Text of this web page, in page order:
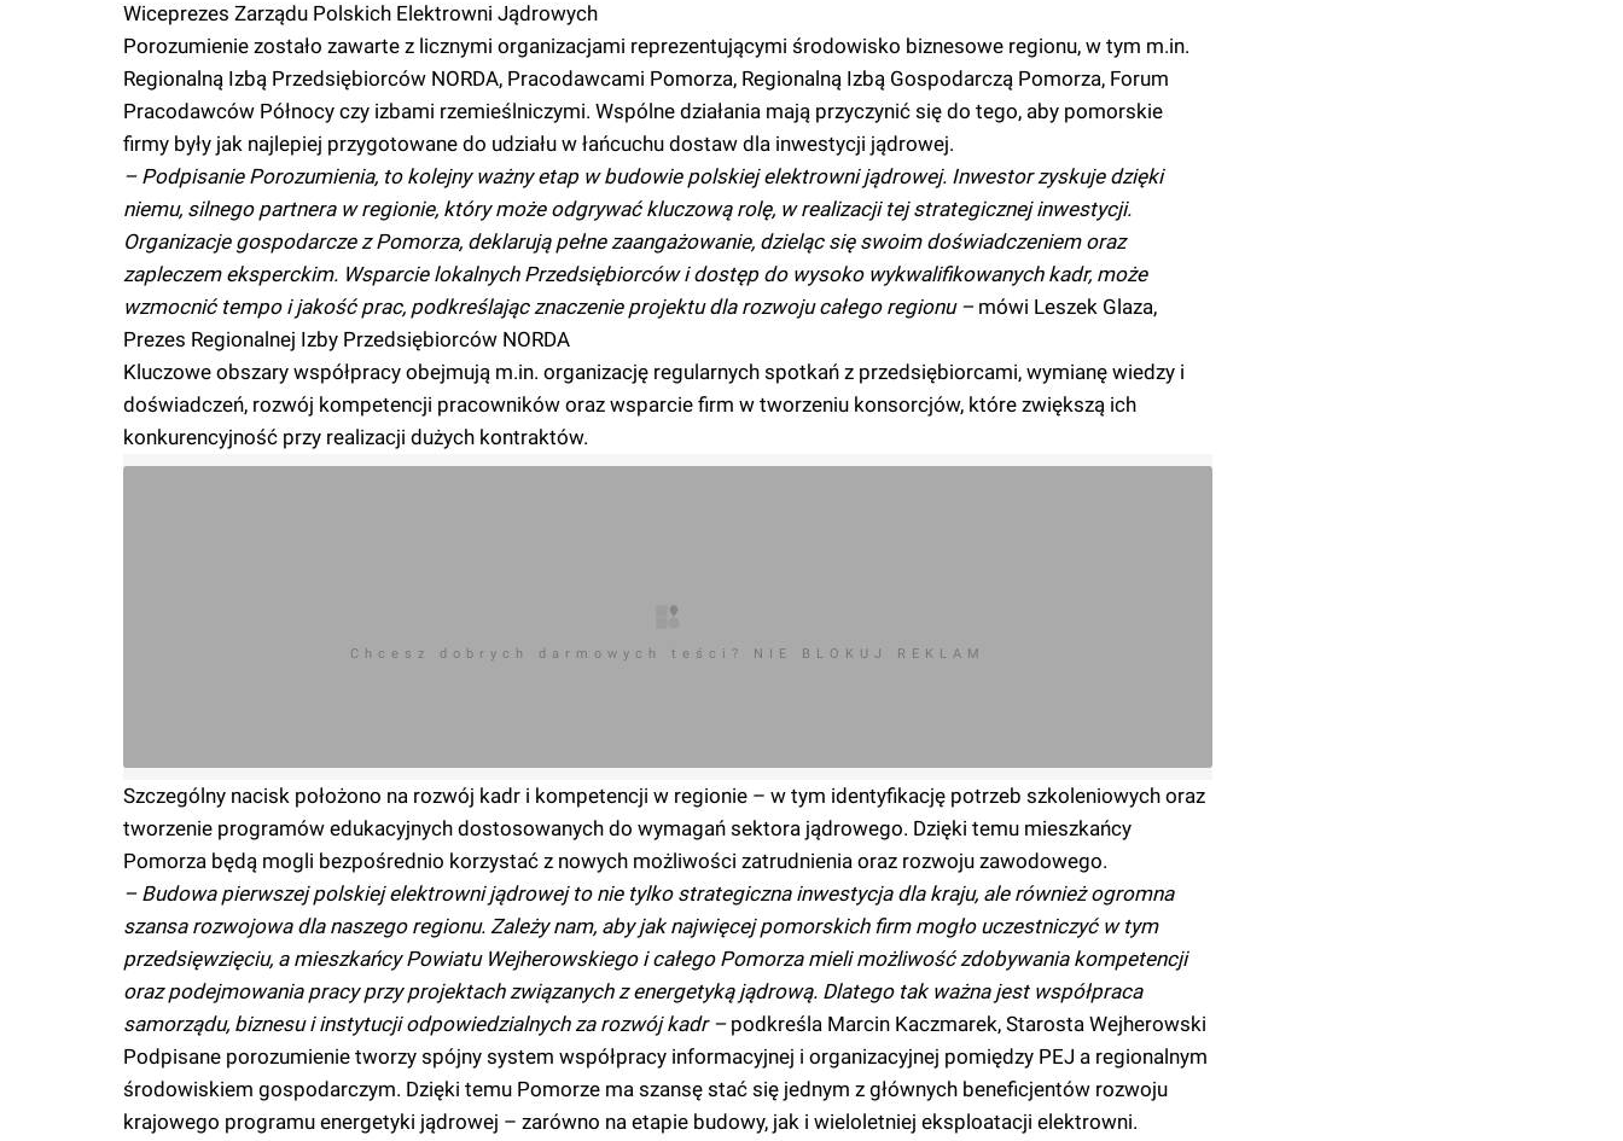
Wiceprezes Zarządu Polskich Elektrowni Jądrowych
Porozumienie zostało zawarte z licznymi organizacjami reprezentującymi środowisko biznesowe regionu, w tym m.in.
Regionalną Izbą Przedsiębiorców NORDA, Pracodawcami Pomorza, Regionalną Izbą Gospodarczą Pomorza, Forum
Pracodawców Północy czy izbami rzemieślniczymi. Wspólne działania mają przyczynić się do tego, aby pomorskie
firmy były jak najlepiej przygotowane do udziału w łańcuchu dostaw dla inwestycji jądrowej.
– Podpisanie Porozumienia, to kolejny ważny etap w budowie polskiej elektrowni jądrowej. Inwestor zyskuje dzięki
niemu, silnego partnera w regionie, który może odgrywać kluczową rolę, w realizacji tej strategicznej inwestycji.
Organizacje gospodarcze z Pomorza, deklarują pełne zaangażowanie, dzieląc się swoim doświadczeniem oraz
zapleczem eksperckim. Wsparcie lokalnych Przedsiębiorców i dostęp do wysoko wykwalifikowanych kadr, może
wzmocnić tempo i jakość prac, podkreślając znaczenie projektu dla rozwoju całego regionu –mówi Leszek Glaza,
Prezes Regionalnej Izby Przedsiębiorców NORDA
Kluczowe obszary współpracy obejmują m.in. organizację regularnych spotkań z przedsiębiorcami, wymianę wiedzy i
doświadczeń, rozwój kompetencji pracowników oraz wsparcie firm w tworzeniu konsorcjów, które zwiększą ich
konkurencyjność przy realizacji dużych kontraktów.
Chcesz dobrych darmowych teści? NIE BLOKUJ REKLAM
Szczególny nacisk położono na rozwój kadr i kompetencji w regionie – w tym identyfikację potrzeb szkoleniowych oraz
tworzenie programów edukacyjnych dostosowanych do wymagań sektora jądrowego. Dzięki temu mieszkańcy
Pomorza będą mogli bezpośrednio korzystać z nowych możliwości zatrudnienia oraz rozwoju zawodowego.
– Budowa pierwszej polskiej elektrowni jądrowej to nie tylko strategiczna inwestycja dla kraju, ale również ogromna
szansa rozwojowa dla naszego regionu. Zależy nam, aby jak najwięcej pomorskich firm mogło uczestniczyć w tym
przedsięwzięciu, a mieszkańcy Powiatu Wejherowskiego i całego Pomorza mieli możliwość zdobywania kompetencji
oraz podejmowania pracy przy projektach związanych z energetyką jądrową. Dlatego tak ważna jest współpraca
samorządu, biznesu i instytucji odpowiedzialnych za rozwój kadr –podkreśla Marcin Kaczmarek, Starosta Wejherowski
Podpisane porozumienie tworzy spójny system współpracy informacyjnej i organizacyjnej pomiędzy PEJ a regionalnym
środowiskiem gospodarczym. Dzięki temu Pomorze ma szansę stać się jednym z głównych beneficjentów rozwoju
krajowego programu energetyki jądrowej – zarówno na etapie budowy, jak i wieloletniej eksploatacji elektrowni.